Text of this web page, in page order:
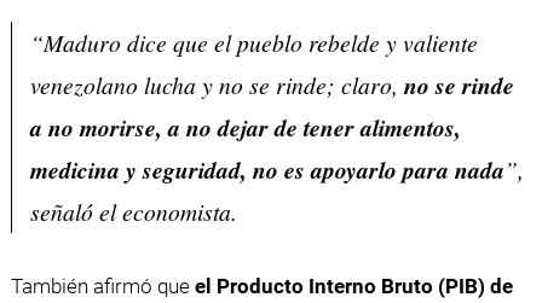
“Maduro dice que el pueblo rebelde y valiente
venezolano lucha y no se rinde; claro, no se rinde
a no morirse, a no dejar de tener alimentos,
medicina y seguridad, no es apoyarlo para nada”,
señaló el economista.
También afirmó que el Producto Interno Bruto (PIB) de